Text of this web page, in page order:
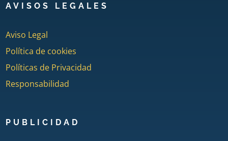
AVISOS LEGALES
Aviso Legal
Política de cookies
Políticas de Privacidad
Responsabilidad
PUBLICIDAD